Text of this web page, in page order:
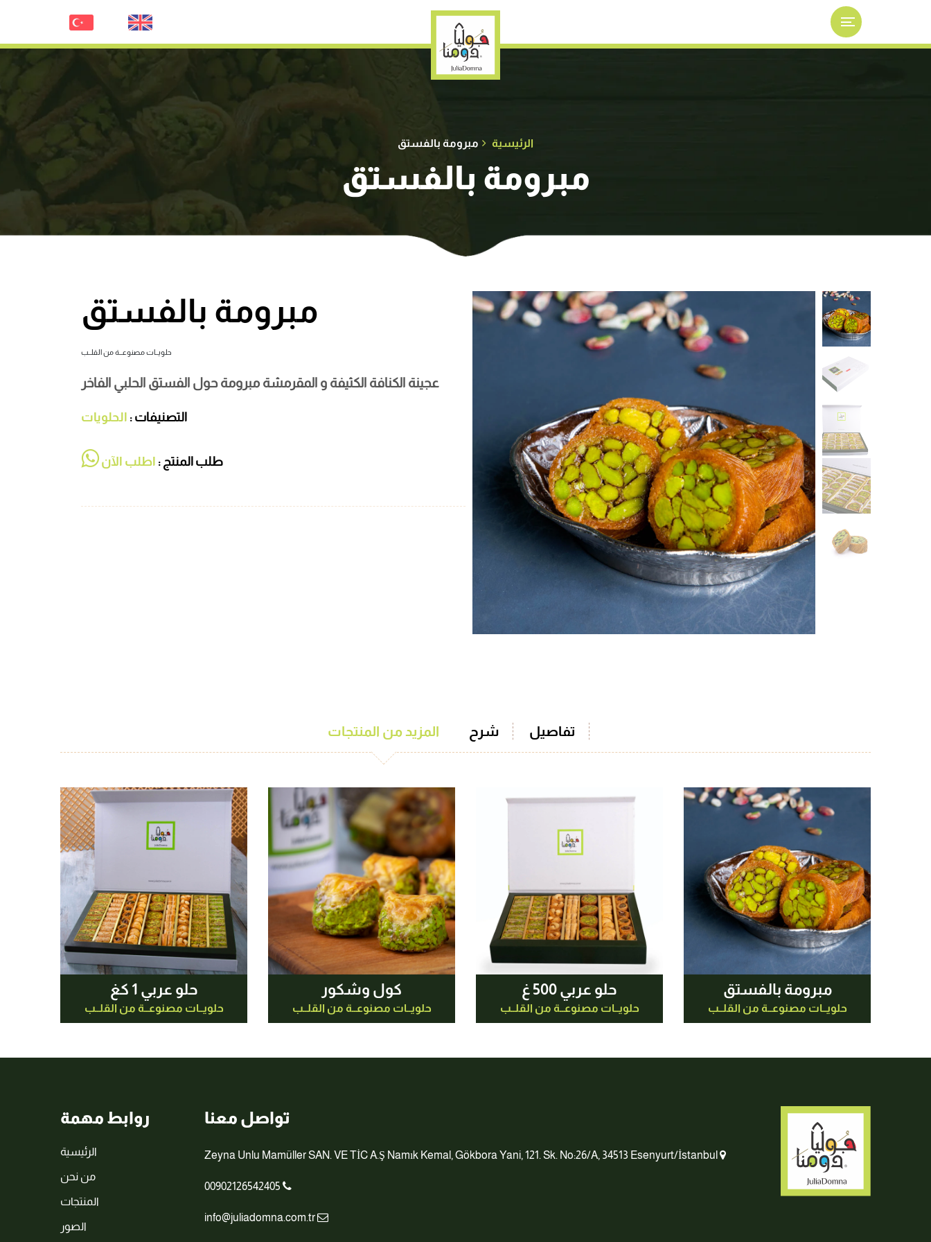
الرئيسية مبرومة بالفستق
مبرومة بالفستق
مبرومة بالفستق
حلويــات مصنوعــة من القلــب
عجينة الكنافة الكثيفة و المقرمشة مبرومة حول الفستق الحلبي الفاخر
التصنيفات : الحلويات
طلب المنتج : اطلب الآن
تفاصيل شرح المزيد من المنتجات
حلو عربي 1 كغ
حلويــات مصنوعــة من القلــب
كول وشكور
حلويــات مصنوعــة من القلــب
حلو عربي 500 غ
حلويــات مصنوعــة من القلــب
مبرومة بالفستق
حلويــات مصنوعــة من القلــب
تواصل معنا
info@juliadomna.com.tr
روابط مهمة
الرئيسية
من نحن
المنتجات
الصور